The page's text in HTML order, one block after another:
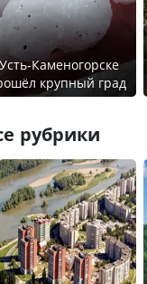
Каменогорске
крупный град
рубрики